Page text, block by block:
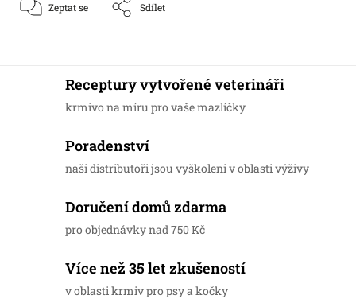
Zeptat se Sdílet
Receptury vytvořené veterináři
krmivo na míru pro vaše mazlíčky
Poradenství
naši distributoři jsou vyškoleni v oblasti výživy
Doručení domů zdarma
pro objednávky nad 750 Kč
Více než 35 let zkušeností
v oblasti krmiv pro psy a kočky